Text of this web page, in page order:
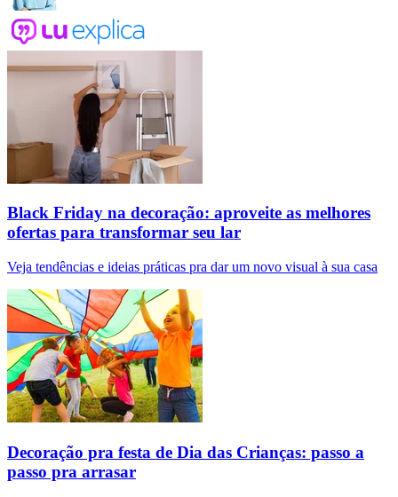
Black Friday na decoração: aproveite as melhores
ofertas para transformar seu lar
Veja tendências e ideias práticas pra dar um novo visual à sua casa
Decoração pra festa de Dia das Crianças: passo a
passo pra arrasar